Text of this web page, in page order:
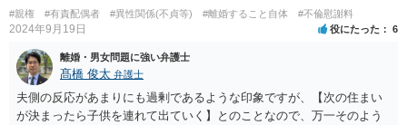
が、不貞が継続している事実自体は、上記のとおり増額事由になり得
るので、請求を拡張するか、現状の請求額が認容されやすいように今
後の攻防で主張立証していくことになるでしょう。方針について、担
当弁護士とよく相談してみるとよいと思います。
#親権 #有責配偶者 #異性関係(不貞等) #離婚すること自体 #不倫慰謝料
2024年9月19日 役にたった 6
離婚・男女問題に強い弁護士
髙橋 俊太 弁護士
夫側の反応があまりにも過剰であるような印象ですが、【次の住まい
が決まったら子供を連れて出ていく】とのことなので、万一そのよう